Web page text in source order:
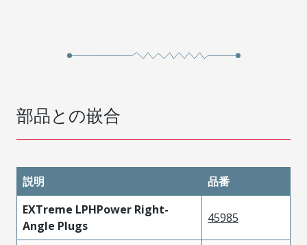
部品との嵌合
説明
品番
EXTreme LPHPower Right-
Angle Plugs
45985